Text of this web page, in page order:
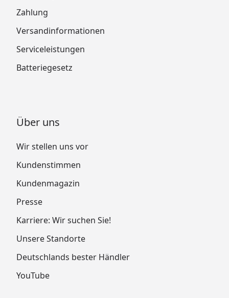
Zahlung
Versandinformationen
Serviceleistungen
Batteriegesetz
Über uns
Wir stellen uns vor
Kundenstimmen
Kundenmagazin
Presse
Karriere: Wir suchen Sie!
Unsere Standorte
Deutschlands bester Händler
YouTube